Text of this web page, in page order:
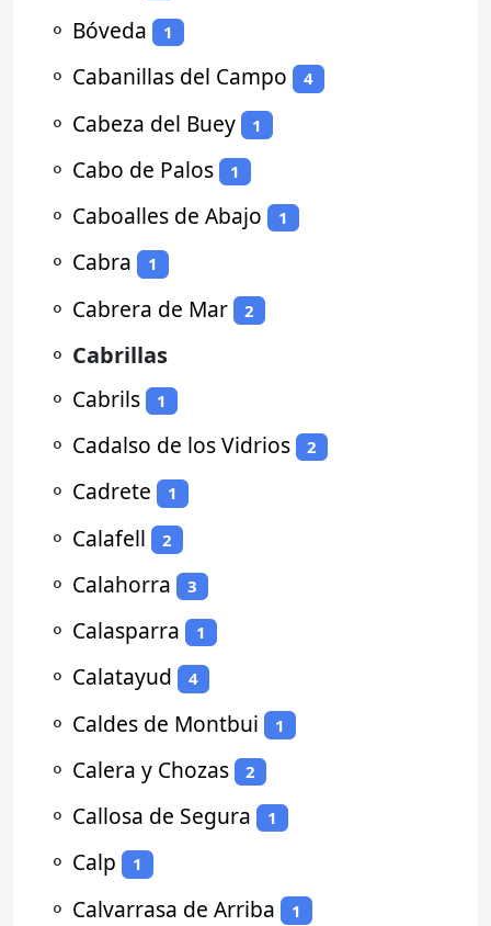
⚬ Bóveda 1
⚬ Cabanillas del Campo 4
⚬ Cabeza del Buey 1
⚬ Cabo de Palos 1
⚬ Caboalles de Abajo 1
⚬ Cabra 1
⚬ Cabrera de Mar 2
⚬ Cabrillas
⚬ Cabrils 1
⚬ Cadalso de los Vidrios 2
⚬ Cadrete 1
⚬ Calafell 2
⚬ Calahorra 3
⚬ Calasparra 1
⚬ Calatayud 4
⚬ Caldes de Montbui 1
⚬ Calera y Chozas 2
⚬ Callosa de Segura 1
⚬ Calp 1
⚬ Calvarrasa de Arriba 1